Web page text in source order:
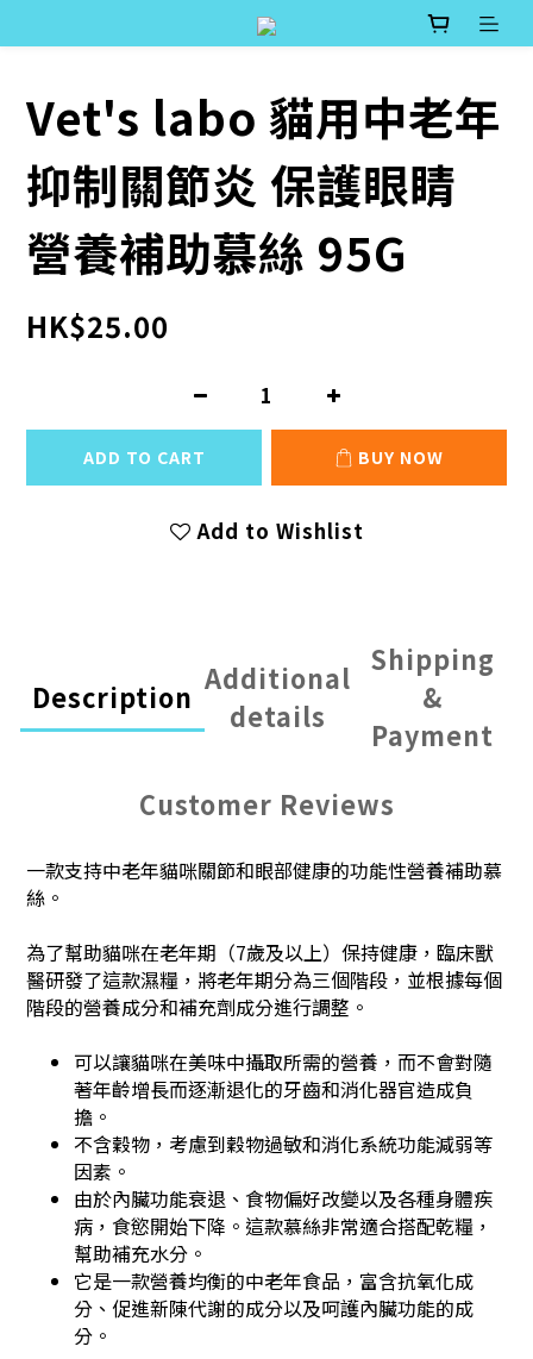
Vet's labo 貓用中老年
抑制關節炎 保護眼睛
營養補助慕絲 95G
HK$25.00
ADD TO CART BUY NOW
Add to Wishlist
Description
Additional
details
Shipping
&
Payment
Customer Reviews
一款支持中老年貓咪關節和眼部健康的功能性營養補助慕
絲。
為了幫助貓咪在老年期（7歲及以上）保持健康，臨床獸
醫研發了這款濕糧，將老年期分為三個階段，並根據每個
階段的營養成分和補充劑成分進行調整。
可以讓貓咪在美味中攝取所需的營養，而不會對隨
著年齡增長而逐漸退化的牙齒和消化器官造成負
擔。
不含穀物，考慮到穀物過敏和消化系統功能減弱等
因素。
由於內臟功能衰退、食物偏好改變以及各種身體疾
病，食慾開始下降。這款慕絲非常適合搭配乾糧，
幫助補充水分。
它是一款營養均衡的中老年食品，富含抗氧化成
分、促進新陳代謝的成分以及呵護內臟功能的成
分。